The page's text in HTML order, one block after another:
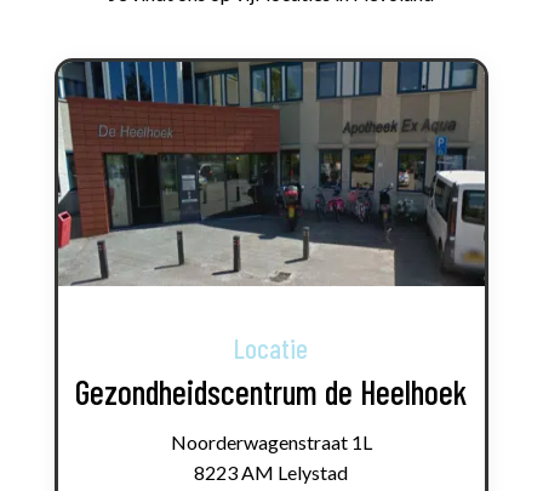
Locatie
Gezondheidscentrum de Heelhoek
Noorderwagenstraat 1L
8223 AM Lelystad